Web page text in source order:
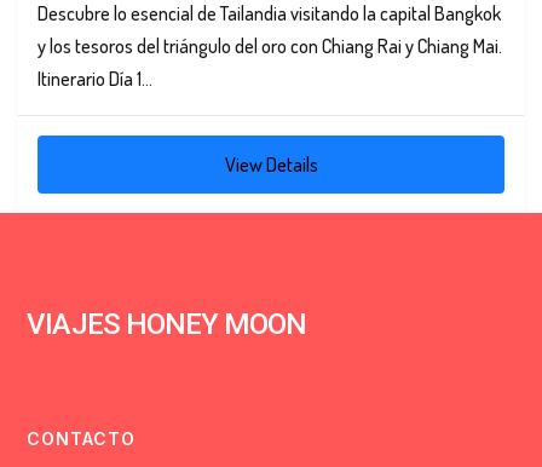
Descubre lo esencial de Tailandia visitando la capital Bangkok
y los tesoros del triángulo del oro con Chiang Rai y Chiang Mai.
Itinerario Día 1...
View Details
VIAJES HONEY MOON
CONTACTO